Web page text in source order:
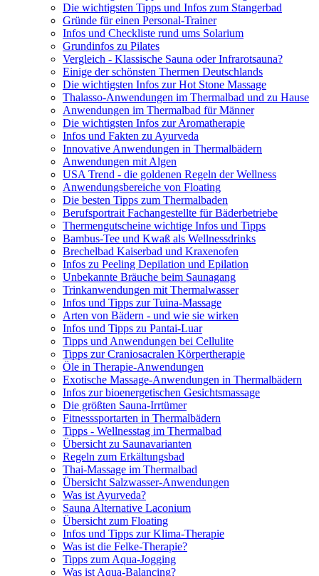
Die wichtigsten Tipps und Infos zum Stangerbad
Gründe für einen Personal-Trainer
Infos und Checkliste rund ums Solarium
Grundinfos zu Pilates
Vergleich - Klassische Sauna oder Infrarotsauna?
Einige der schönsten Thermen Deutschlands
Die wichtigsten Infos zur Hot Stone Massage
Thalasso-Anwendungen im Thermalbad und zu Hause
Anwendungen im Thermalbad für Männer
Die wichtigsten Infos zur Aromatherapie
Infos und Fakten zu Ayurveda
Innovative Anwendungen in Thermalbädern
Anwendungen mit Algen
USA Trend - die goldenen Regeln der Wellness
Anwendungsbereiche von Floating
Die besten Tipps zum Thermalbaden
Berufsportrait Fachangestellte für Bäderbetriebe
Thermengutscheine wichtige Infos und Tipps
Bambus-Tee und Kwaß als Wellnessdrinks
Brechelbad Kaiserbad und Kraxenofen
Infos zu Peeling Depilation und Epilation
Unbekannte Bräuche beim Saunagang
Trinkanwendungen mit Thermalwasser
Infos und Tipps zur Tuina-Massage
Arten von Bädern - und wie sie wirken
Infos und Tipps zu Pantai-Luar
Tipps und Anwendungen bei Cellulite
Tipps zur Craniosacralen Körpertherapie
Öle in Therapie-Anwendungen
Exotische Massage-Anwendungen in Thermalbädern
Infos zur bioenergetischen Gesichtsmassage
Die größten Sauna-Irrtümer
Fitnesssportarten in Thermalbädern
Tipps - Wellnesstag im Thermalbad
Übersicht zu Saunavarianten
Regeln zum Erkältungsbad
Thai-Massage im Thermalbad
Übersicht Salzwasser-Anwendungen
Was ist Ayurveda?
Sauna Alternative Laconium
Übersicht zum Floating
Infos und Tipps zur Klima-Therapie
Was ist die Felke-Therapie?
Tipps zum Aqua-Jogging
Was ist Aqua-Balancing?